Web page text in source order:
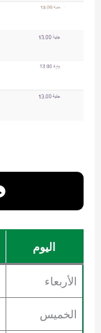
اليوم
الأربعاء
الخميس